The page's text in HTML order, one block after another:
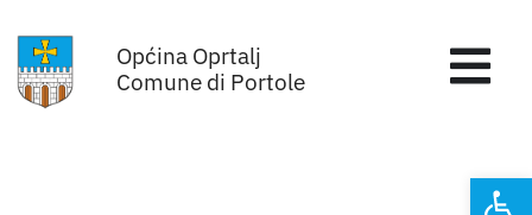
content
Općina Oprtalj
Comune di Portole